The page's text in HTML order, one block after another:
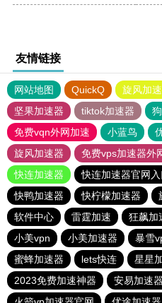
友情链接
网站地图 QuickQ 旋风加
坚果加速器
tiktok加速器
免费vqn外网加速
小蓝鸟
旋风加速器
免费vps加速器外
快连加速器
快连加速器官网入
快鸭加速器
快柠檬加速器
软件中心
雷霆加速 狂飙加
小美vpn
小美加速器
暴雪
蜜蜂加速器
lets快连 星星
2023免费加速神器
安易加速器